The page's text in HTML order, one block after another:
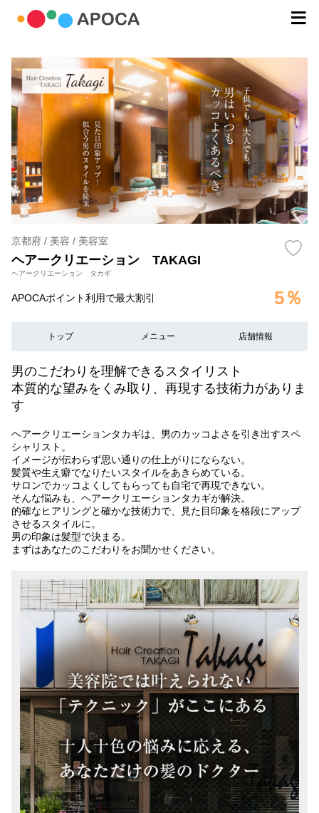
京都府 / 美容 / 美容室
ヘアークリエーション TAKAGI
ヘアークリエーション タカギ
APOCAポイント利用で最大割引 5％
トップ メニュー 店舗情報
男のこだわりを理解できるスタイリスト
本質的な望みをくみ取り、再現する技術力がありま
す
ヘアークリエーションタカギは、男のカッコよさを引き出すスペ
シャリスト。
イメージが伝わらず思い通りの仕上がりにならない。
髪質や生え癖でなりたいスタイルをあきらめている。
サロンでカッコよくしてもらっても自宅で再現できない。
そんな悩みも、ヘアークリエーションタカギが解決。
的確なヒアリングと確かな技術力で、見た目印象を格段にアップ
させるスタイルに。
男の印象は髪型で決まる。
まずはあなたのこだわりをお聞かせください。